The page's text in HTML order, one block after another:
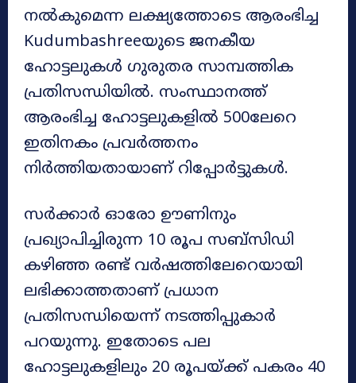
നൽകുമെന്ന ലക്ഷ്യത്തോടെ ആരംഭിച്ച
Kudumbashreeയുടെ ജനകീയ
ഹോട്ടലുകൾ ഗുരുതര സാമ്പത്തിക
പ്രതിസന്ധിയിൽ. സംസ്ഥാനത്ത്
ആരംഭിച്ച ഹോട്ടലുകളിൽ 500ലേറെ
ഇതിനകം പ്രവർത്തനം
നിർത്തിയതായാണ് റിപ്പോർട്ടുകൾ.
സർക്കാർ ഓരോ ഊണിനും
പ്രഖ്യാപിച്ചിരുന്ന 10 രൂപ സബ്സിഡി
കഴിഞ്ഞ രണ്ട് വർഷത്തിലേറെയായി
ലഭിക്കാത്തതാണ് പ്രധാന
പ്രതിസന്ധിയെന്ന് നടത്തിപ്പുകാർ
പറയുന്നു. ഇതോടെ പല
ഹോട്ടലുകളിലും 20 രൂപയ്ക്ക് പകരം 40